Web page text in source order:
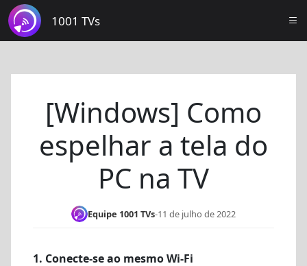
1001 TVs
[Windows] Como
espelhar a tela do
PC na TV
Equipe 1001 TVs-11 de julho de 2022
1. Conecte-se ao mesmo Wi-Fi